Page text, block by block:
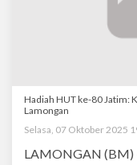
Hadiah HUT ke-80 Jatim:
Lamongan
Selasa, 07 Oktober 2025
LAMONGAN (BM)